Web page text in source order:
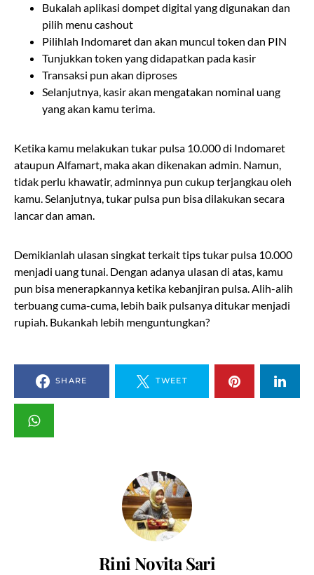
Bukalah aplikasi dompet digital yang digunakan dan
pilih menu cashout
Pilihlah Indomaret dan akan muncul token dan PIN
Tunjukkan token yang didapatkan pada kasir
Transaksi pun akan diproses
Selanjutnya, kasir akan mengatakan nominal uang
yang akan kamu terima.
Ketika kamu melakukan tukar pulsa 10.000 di Indomaret
ataupun Alfamart, maka akan dikenakan admin. Namun,
tidak perlu khawatir, adminnya pun cukup terjangkau oleh
kamu. Selanjutnya, tukar pulsa pun bisa dilakukan secara
lancar dan aman.
Demikianlah ulasan singkat terkait tips tukar pulsa 10.000
menjadi uang tunai. Dengan adanya ulasan di atas, kamu
pun bisa menerapkannya ketika kebanjiran pulsa. Alih-alih
terbuang cuma-cuma, lebih baik pulsanya ditukar menjadi
rupiah. Bukankah lebih menguntungkan?
SHARE TWEET
Rini Novita Sari